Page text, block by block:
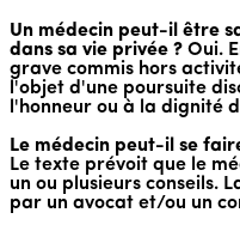
Un médecin peut-il être
dans sa vie privée ? Oui.
grave commis hors
l'objet d'une poursuite
l'honneur ou à la dignité
Le médecin peut-il se
Le texte prévoit que le
un ou plusieurs conseils.
par un avocat et/ou un